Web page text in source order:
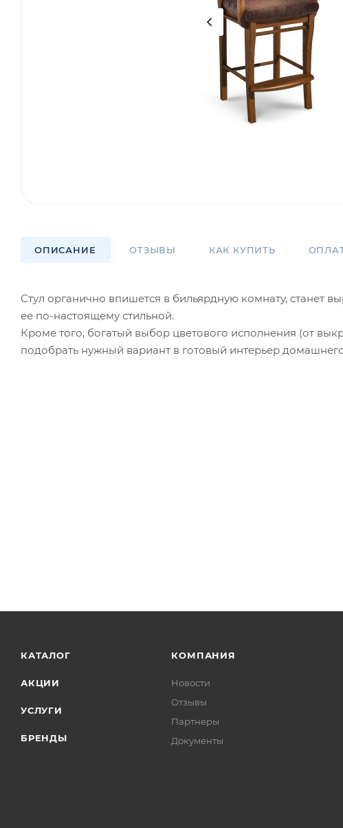
ОПИСАНИЕ ОТЗЫВЫ КАК КУПИТЬ
Стул органично впишется в бильярдную комнату, станет
ее по-настоящему стильной.
Кроме того, богатый выбор цветового исполнения (от
подобрать нужный вариант в готовый интерьер
КАТАЛОГ
АКЦИИ
УСЛУГИ
БРЕНДЫ
КОМПАНИЯ
Новости
Отзывы
Партнеры
Документы